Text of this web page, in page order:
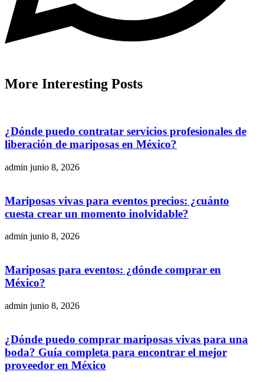
More Interesting Posts
¿Dónde puedo contratar servicios profesionales de
liberación de mariposas en México?
admin junio 8, 2026
Mariposas vivas para eventos precios: ¿cuánto
cuesta crear un momento inolvidable?
admin junio 8, 2026
Mariposas para eventos: ¿dónde comprar en
México?
admin junio 8, 2026
¿Dónde puedo comprar mariposas vivas para una
boda? Guía completa para encontrar el mejor
proveedor en México